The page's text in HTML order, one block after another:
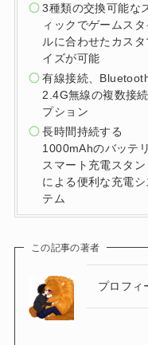
3種類の交換可能な
ィックでゲームスタ
ルに合わせたカスタ
イズが可能
有線接続、Bluetooth
2.4G無線の複数接
プション
長時間持続する
1000mAhのバッテ
スマート充電スタン
による便利な充電シ
テム
この記事の著者
プロフィ